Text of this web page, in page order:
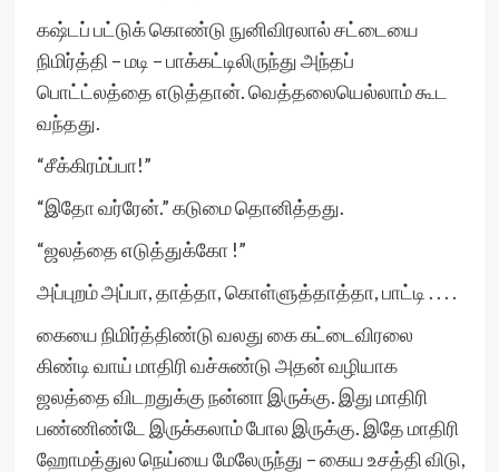
கஷ்டப் பட்டுக் கொண்டு நுனிவிரலால் சட்டையை
நிமிர்த்தி – மடி – பாக்கட்டிலிருந்து அந்தப்
பொட்ட்லத்தை எடுத்தான். வெத்தலையெல்லாம் கூட
வந்தது.
“சீக்கிரம்ப்பா!”
“இதோ வர்ரேன்.” கடுமை தொனித்தது.
“ஜலத்தை எடுத்துக்கோ !”
அப்புறம் அப்பா, தாத்தா, கொள்ளுத்தாத்தா, பாட்டி . . . .
கையை நிமிர்த்திண்டு வலது கை கட்டைவிரலை
கிண்டி வாய் மாதிரி வச்சுண்டு அதன் வழியாக
ஜலத்தை விடறதுக்கு நன்னா இருக்கு. இது மாதிரி
பண்ணிண்டே இருக்கலாம் போல இருக்கு. இதே மாதிரி
ஹோமத்துல நெய்யை மேலேருந்து – கைய உசத்தி விடு,